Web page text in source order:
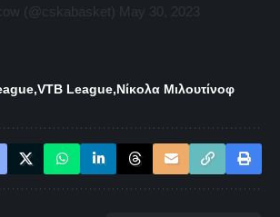
VTB League Νίκολα Μιλουτίνοφ